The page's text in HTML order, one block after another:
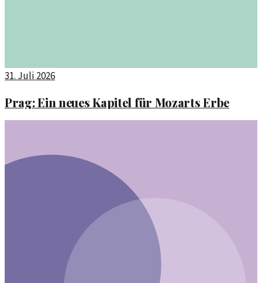
31. Juli 2026
Prag: Ein neues Kapitel für Mozarts Erbe